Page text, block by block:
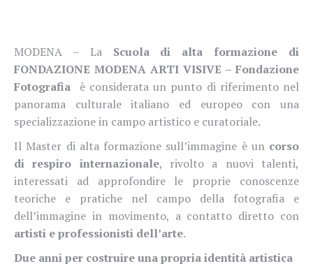
MODENA – La Scuola di alta formazione di
FONDAZIONE MODENA ARTI VISIVE – Fondazione
Fotografia
è considerata un punto di riferimento nel
panorama culturale italiano ed europeo con una
specializzazione in campo artistico e curatoriale.
Il Master di alta formazione sull’immagine è un corso
di respiro internazionale, rivolto a nuovi talenti,
interessati ad approfondire le proprie conoscenze
teoriche e pratiche nel campo della fotografia e
dell’immagine in movimento, a contatto diretto con
artisti e professionisti dell’arte.
Due anni per costruire una propria identità artistica